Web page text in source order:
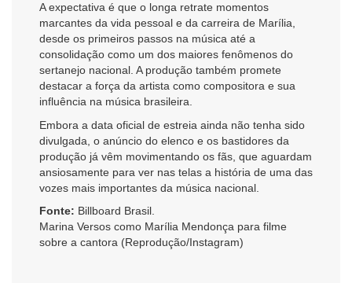
A expectativa é que o longa retrate momentos
marcantes da vida pessoal e da carreira de Marília,
desde os primeiros passos na música até a
consolidação como um dos maiores fenômenos do
sertanejo nacional. A produção também promete
destacar a força da artista como compositora e sua
influência na música brasileira.
Embora a data oficial de estreia ainda não tenha sido
divulgada, o anúncio do elenco e os bastidores da
produção já vêm movimentando os fãs, que aguardam
ansiosamente para ver nas telas a história de uma das
vozes mais importantes da música nacional.
Fonte: Billboard Brasil.
Marina Versos como Marília Mendonça para filme
sobre a cantora (Reprodução/Instagram)